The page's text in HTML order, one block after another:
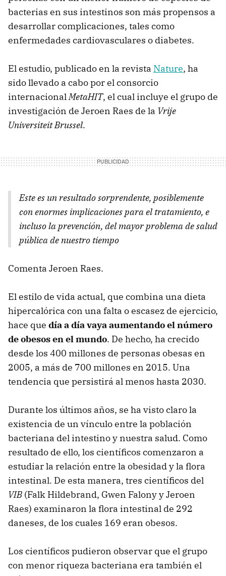
bacterias en sus intestinos son más propensos a
desarrollar complicaciones, tales como
enfermedades cardiovasculares o diabetes.
El estudio, publicado en la revista Nature, ha
sido llevado a cabo por el consorcio
internacionalMetaHIT, el cual incluye el grupo de
investigación de Jeroen Raes de la Vrije
Universiteit Brussel.
Este es un resultado sorprendente, posiblemente
con enormes implicaciones para el tratamiento, e
incluso la prevención, del mayor problema de salud
pública de nuestro tiempo
Comenta Jeroen Raes.
El estilo de vida actual, que combina una dieta
hipercalórica con una falta o escasez de ejercicio,
hace que día a día vaya aumentando el número
de obesos en el mundo. De hecho, ha crecido
desde los 400 millones de personas obesas en
2005, a más de 700 millones en 2015. Una
tendencia que persistirá al menos hasta 2030.
Durante los últimos años, se ha visto claro la
existencia de un vínculo entre la población
bacteriana del intestino y nuestra salud. Como
resultado de ello, los científicos comenzaron a
estudiar la relación entre la obesidad y la flora
intestinal. De esta manera, tres científicos del
VIB (Falk Hildebrand, Gwen Falony y Jeroen
Raes) examinaron la flora intestinal de 292
daneses, de los cuales 169 eran obesos.
Los científicos pudieron observar que el grupo
con menor riqueza bacteriana era también el